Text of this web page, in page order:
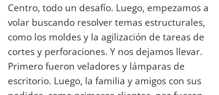
Centro, todo un desafío. Luego, empezamos a
volar buscando resolver temas estructurales,
como los moldes y la agilización de tareas de
cortes y perforaciones. Y nos dejamos llevar.
Primero fueron veladores y lámparas de
escritorio. Luego, la familia y amigos con sus